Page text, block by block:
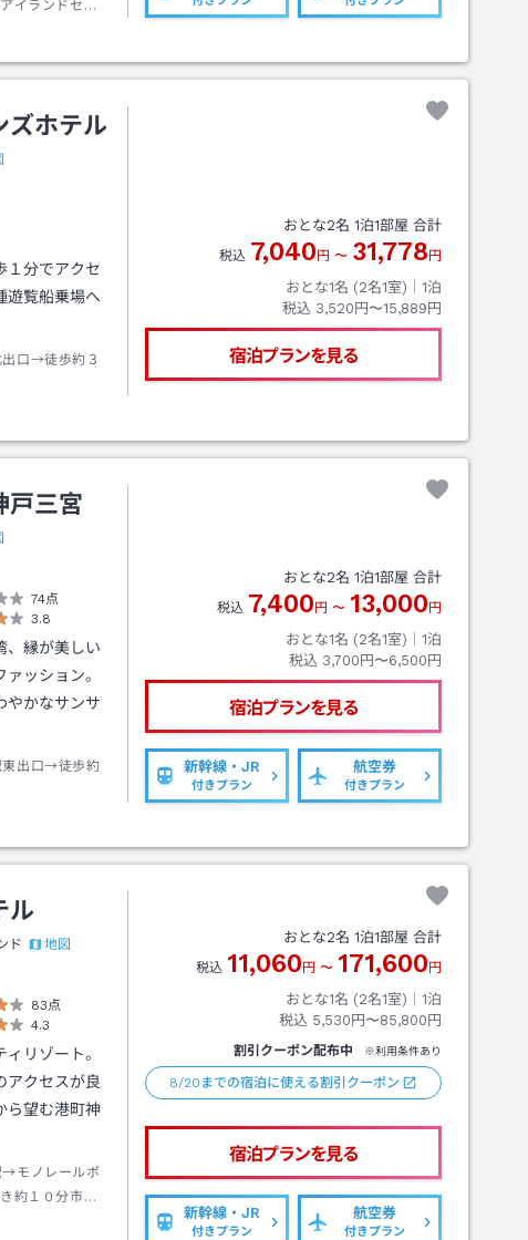
イランドセン
ズホテル
１分でアクセ
遊覧船乗場へ
出口→徒歩約３
おとな2名 1泊1部屋 合計
税込 7,040 円 〜 31,778 円
おとな1名 (2名1室)｜ 1泊
税込 3,520円〜15,889円
宿泊プランを見る
戸三宮
74点
3.8
、縁が美しい
ッション。
やかなサンサ
東出口→徒歩約
おとな2名 1泊1部屋 合計
税込 7,400 円 〜 13,000 円
おとな1名 (2名1室)｜ 1泊
税込 3,700円〜6,500円
宿泊プランを見る
新幹線・JR
付きプラン
航空券
付きプラン
ル
ド 地図
83点
4.3
リゾート。
アクセスが良
ら望む港町神
→モノレールポ
約１０分市民
おとな2名 1泊1部屋 合計
税込 11,060 円 〜 171,600 円
おとな1名 (2名1室)｜ 1泊
税込 5,530円〜85,800円
割引クーポン配布中 ※利用条件あり
8/20までの宿泊に使える割引クーポン
宿泊プランを見る
新幹線・JR
付きプラン
航空券
付きプラン